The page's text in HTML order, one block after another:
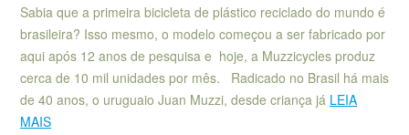
Sabia que a primeira bicicleta de plástico reciclado do mundo é
brasileira? Isso mesmo, o modelo começou a ser fabricado por
aqui após 12 anos de pesquisa e hoje, a Muzzicycles produz
cerca de 10 mil unidades por mês. Radicado no Brasil há mais
de 40 anos, o uruguaio Juan Muzzi, desde criança já LEIA
MAIS